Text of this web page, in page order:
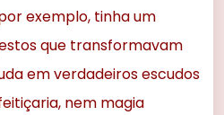
exemplo, tinha um
que transformavam
em verdadeiros escudos
nem magia